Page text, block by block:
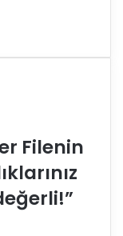
Filenin